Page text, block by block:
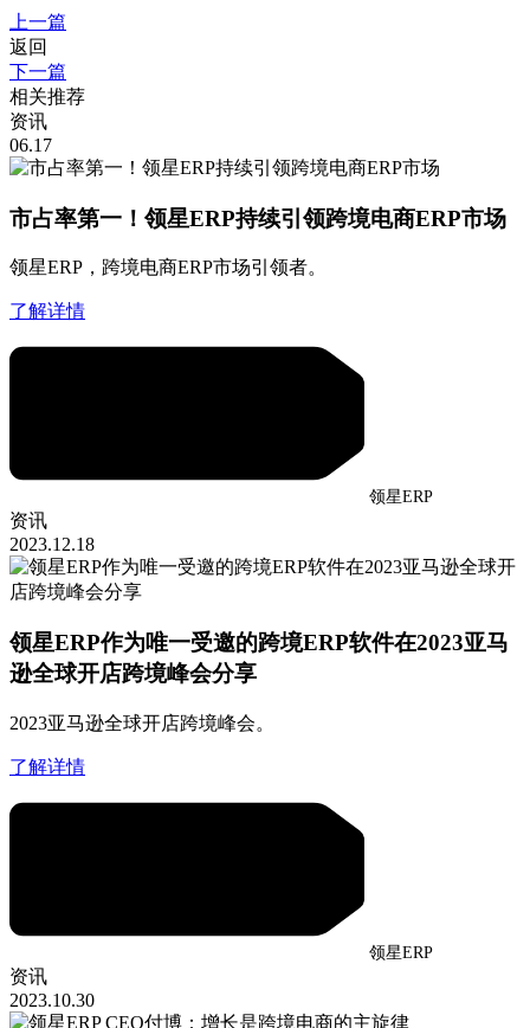
上一篇
返回
下一篇
相关推荐
资讯
06.17
市占率第一！领星ERP持续引领跨境电商ERP市场
领星ERP，跨境电商ERP市场引领者。
了解详情
领星ERP
资讯
2023.12.18
领星ERP作为唯一受邀的跨境ERP软件在2023亚马
逊全球开店跨境峰会分享
2023亚马逊全球开店跨境峰会。
了解详情
领星ERP
资讯
2023.10.30